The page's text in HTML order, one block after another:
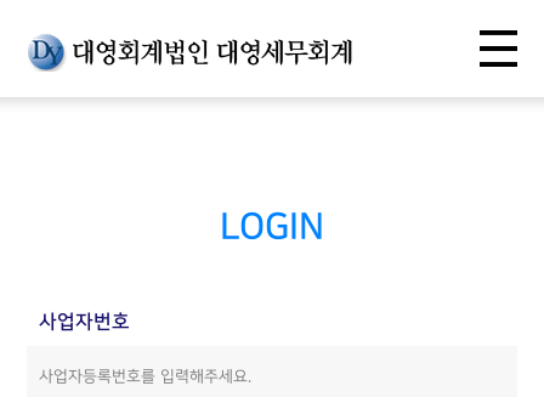
LOGIN
사업자번호